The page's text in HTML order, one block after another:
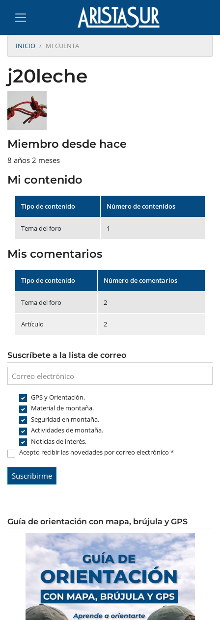
INICIO MI CUENTA
j20leche
Miembro desde hace
8 años 2 meses
Mi contenido
Tipo de contenido Número de contenidos
Tema del foro 1
Mis comentarios
Tipo de contenido Número de comentarios
Tema del foro 2
Artículo 2
Suscríbete a la lista de correo
GPS y Orientación.
Material de montaña.
Seguridad en montaña.
Actividades de montaña.
Noticias de interés.
Acepto recibir las novedades por correo electrónico *
Guía de orientación con mapa, brújula y GPS